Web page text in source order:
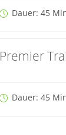
Dauer: 45
Premier
Dauer: 45